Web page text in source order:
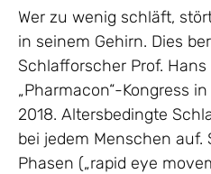
Wer zu wenig schläft,
in seinem Gehirn. Dies
Schlafforscher Prof.
„Pharmacon“-Kongress
2018. Altersbedingte
bei jedem Menschen auf.
Phasen („rapid eye